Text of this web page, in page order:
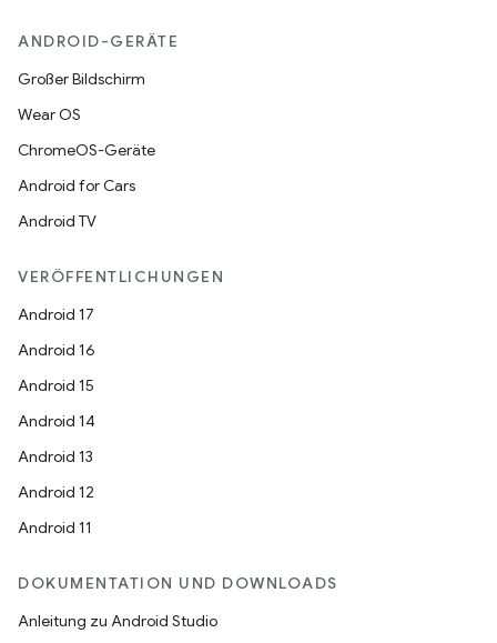
ANDROID-GERÄTE
Großer Bildschirm
Wear OS
ChromeOS-Geräte
Android for Cars
Android TV
VERÖFFENTLICHUNGEN
Android 17
Android 16
Android 15
Android 14
Android 13
Android 12
Android 11
DOKUMENTATION UND DOWNLOADS
Anleitung zu Android Studio